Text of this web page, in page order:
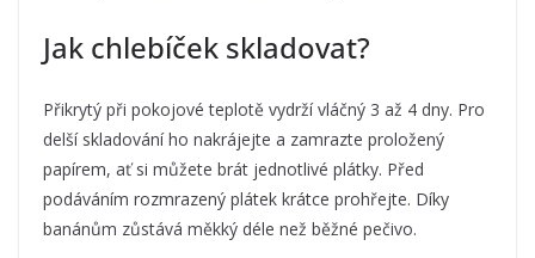
Jak chlebíček skladovat?
Přikrytý při pokojové teplotě vydrží vláčný 3 až 4 dny. Pro
delší skladování ho nakrájejte a zamrazte proložený
papírem, ať si můžete brát jednotlivé plátky. Před
podáváním rozmrazený plátek krátce prohřejte. Díky
banánům zůstává měkký déle než běžné pečivo.